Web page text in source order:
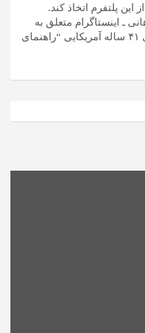
این پلتفرم اتخاذ کند.
ـ اینستاگرام متعلق به
متا، اجرای قوانینی مشابه رتبه‌بندی ۴۱ ساله آمریکایی “راهنمای